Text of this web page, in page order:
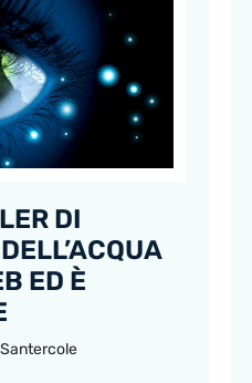
DI
ED È